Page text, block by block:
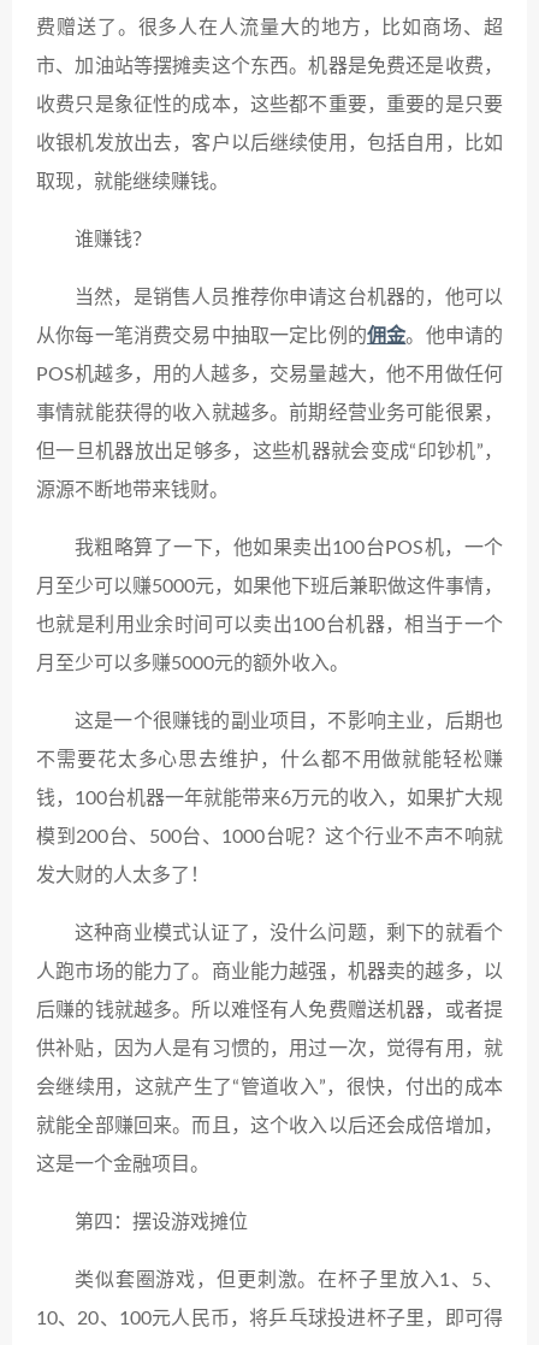
费赠送了。很多人在人流量大的地方，比如商场、超
市、加油站等摆摊卖这个东西。机器是免费还是收费，
收费只是象征性的成本，这些都不重要，重要的是只要
收银机发放出去，客户以后继续使用，包括自用，比如
取现，就能继续赚钱。
谁赚钱？
当然，是销售人员推荐你申请这台机器的，他可以
从你每一笔消费交易中抽取一定比例的佣金。他申请的
POS机越多，用的人越多，交易量越大，他不用做任何
事情就能获得的收入就越多。前期经营业务可能很累，
但一旦机器放出足够多，这些机器就会变成“印钞机”，
源源不断地带来钱财。
我粗略算了一下，他如果卖出100台POS机，一个
月至少可以赚5000元，如果他下班后兼职做这件事情，
也就是利用业余时间可以卖出100台机器，相当于一个
月至少可以多赚5000元的额外收入。
这是一个很赚钱的副业项目，不影响主业，后期也
不需要花太多心思去维护，什么都不用做就能轻松赚
钱，100台机器一年就能带来6万元的收入，如果扩大规
模到200台、500台、1000台呢？这个行业不声不响就
发大财的人太多了！
这种商业模式认证了，没什么问题，剩下的就看个
人跑市场的能力了。商业能力越强，机器卖的越多，以
后赚的钱就越多。所以难怪有人免费赠送机器，或者提
供补贴，因为人是有习惯的，用过一次，觉得有用，就
会继续用，这就产生了“管道收入”，很快，付出的成本
就能全部赚回来。而且，这个收入以后还会成倍增加，
这是一个金融项目。
第四：摆设游戏摊位
类似套圈游戏，但更刺激。在杯子里放入1、5、
10、20、100元人民币，将乒乓球投进杯子里，即可得